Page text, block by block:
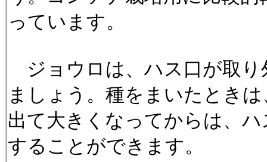
っています。
ジョウロは、ハス口が取り
ましょう。種をまいたとき
出て大きくなってからは、
することができます。